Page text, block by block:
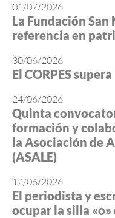
01/07/2026
La Fundación
referencia en
30/06/2026
El CORPES
24/06/2026
Quinta
formación y
la Asociación de
(ASALE)
12/06/2026
El periodista y
ocupar la silla «o»